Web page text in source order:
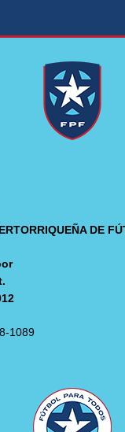
DE
1089